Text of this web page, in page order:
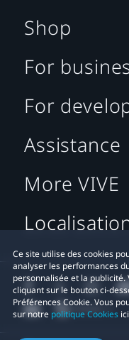
Ce site utilise des cookies
analyser les performances
personnalisée et la publicité.
cliquant sur le bouton ci-
Préférences Cookie. Vous
sur notre politique Cookies
Shop
For
For
Assistance
More VIVE